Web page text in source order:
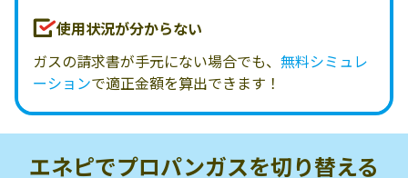
使用状況が分からない
ガスの請求書が手元にない場合でも、 無料シミュレ
ーションで適正金額を算出できます！
エネピでプロパンガスを切り替える